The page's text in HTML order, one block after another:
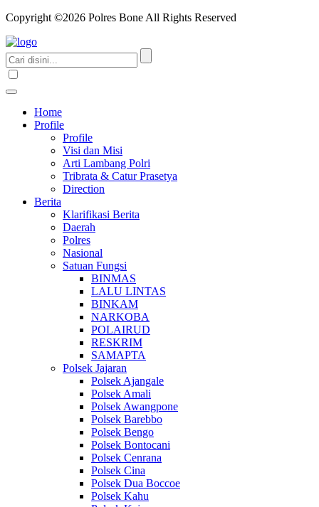
Copyright ©2026 Polres Bone All Rights Reserved
Home
Profile
Profile
Visi dan Misi
Arti Lambang Polri
Tribrata & Catur Prasetya
Direction
Berita
Klarifikasi Berita
Daerah
Polres
Nasional
Satuan Fungsi
BINMAS
LALU LINTAS
BINKAM
NARKOBA
POLAIRUD
RESKRIM
SAMAPTA
Polsek Jajaran
Polsek Ajangale
Polsek Amali
Polsek Awangpone
Polsek Barebbo
Polsek Bengo
Polsek Bontocani
Polsek Cenrana
Polsek Cina
Polsek Dua Boccoe
Polsek Kahu